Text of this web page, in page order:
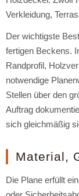
Verkleidung,
Der wichtigste
fertigen Beckens.
Randprofil,
notwendige
Stellen über den
Auftrag
sich gleichmäßig
Material,
Die Plane erfüllt